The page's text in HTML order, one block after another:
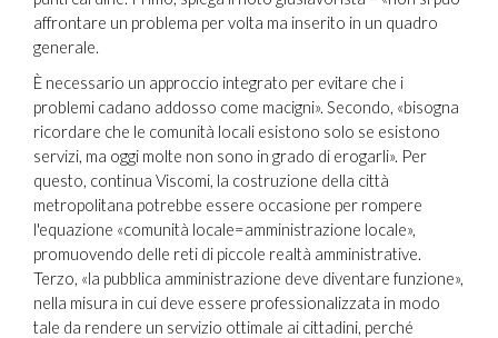
affrontare un problema per volta ma inserito in un quadro
generale.
È necessario un approccio integrato per evitare che i
problemi cadano addosso come macigni». Secondo, «bisogna
ricordare che le comunità locali esistono solo se esistono
servizi, ma oggi molte non sono in grado di erogarli». Per
questo, continua Viscomi, la costruzione della città
metropolitana potrebbe essere occasione per rompere
l'equazione «comunità locale=amministrazione locale»,
promuovendo delle reti di piccole realtà amministrative.
Terzo, «la pubblica amministrazione deve diventare funzione»,
nella misura in cui deve essere professionalizzata in modo
tale da rendere un servizio ottimale ai cittadini, perché